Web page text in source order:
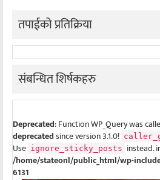
तपाईको प्रतिक्रिया
संबन्धित शिर्षकहरु
Deprecated: Function WP_Query was
deprecatedsince version 3.1.0!
Use ignore_sticky_posts instead.
/home/stateonl/public_html/wp-
6131